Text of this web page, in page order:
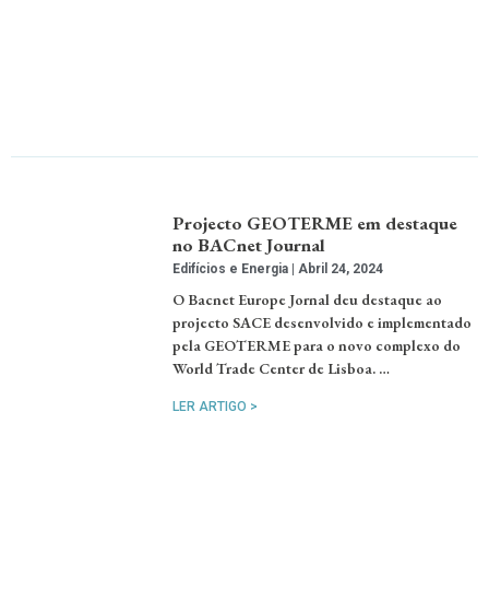
Projecto GEOTERME em destaque
no BACnet Journal
Edifícios e Energia Abril 24, 2024
O Bacnet Europe Jornal deu destaque ao
projecto SACE desenvolvido e implementado
pela GEOTERME para o novo complexo do
World Trade Center de Lisboa. …
LER ARTIGO >